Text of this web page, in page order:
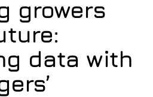
growers
data with